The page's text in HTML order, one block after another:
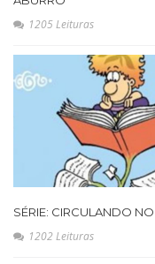
1205 Leituras
SÉRIE: CIRCULANDO
1202 Leituras